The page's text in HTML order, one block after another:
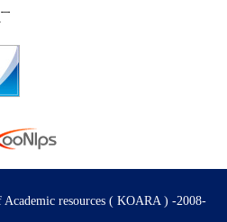
resources ( KOARA ) -2008-